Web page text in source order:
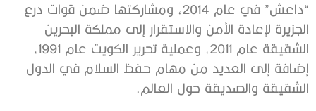
“داعش” في عام 2014، ومشاركتها ضمن قوات درع
الجزيرة لإعادة الأمن والاستقرار إلى مملكة البحرين
الشقيقة عام 2011، وعملية تحرير الكويت عام 1991،
إضافة إلى العديد من مهام حفظ السلام في الدول
الشقيقة والصديقة حول العالم.